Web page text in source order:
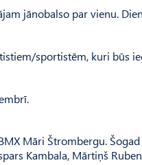
jānobalso par vienu.
sportistēm, kuri būs
Māri Štrombergu.
Kambala, Mārtiņš